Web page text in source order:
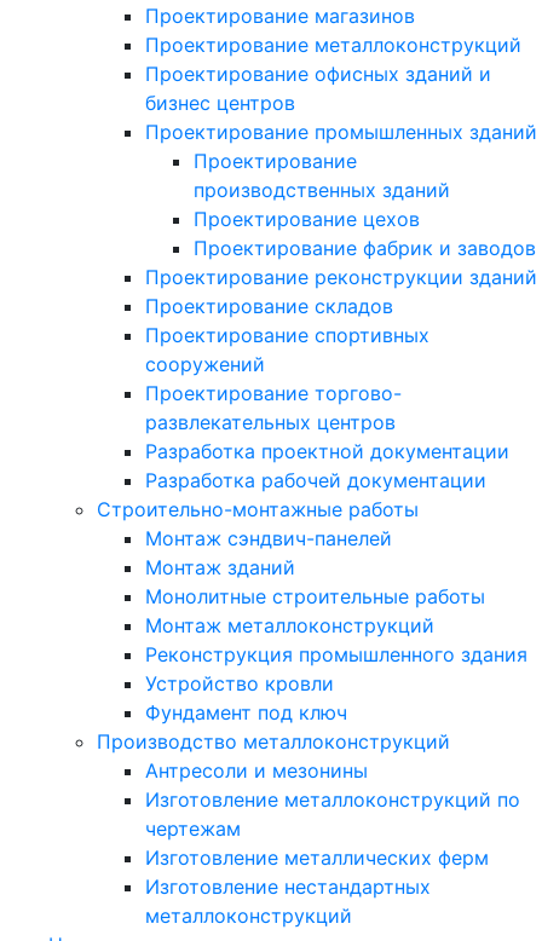
Проектирование магазинов
Проектирование металлоконструкций
Проектирование офисных зданий и
бизнес центров
Проектирование промышленных зданий
Проектирование
производственных зданий
Проектирование цехов
Проектирование фабрик и заводов
Проектирование реконструкции зданий
Проектирование складов
Проектирование спортивных
сооружений
Проектирование торгово-
развлекательных центров
Разработка проектной документации
Разработка рабочей документации
Строительно-монтажные работы
Монтаж сэндвич-панелей
Монтаж зданий
Монолитные строительные работы
Монтаж металлоконструкций
Реконструкция промышленного здания
Устройство кровли
Фундамент под ключ
Производство металлоконструкций
Антресоли и мезонины
Изготовление металлоконструкций по
чертежам
Изготовление металлических ферм
Изготовление нестандартных
металлоконструкций